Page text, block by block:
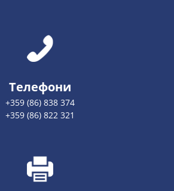
Телефони
+359 (86) 838 374
+359 (86) 822 321